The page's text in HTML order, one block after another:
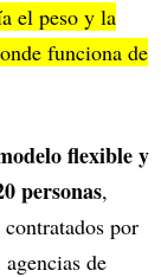
el peso y la
funciona de
flexible y
personas,
por
de